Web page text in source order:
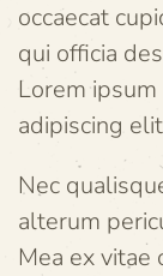
occaecat
qui officia
Lorem
adipiscing
Nec
alterum
Mea ex vitae